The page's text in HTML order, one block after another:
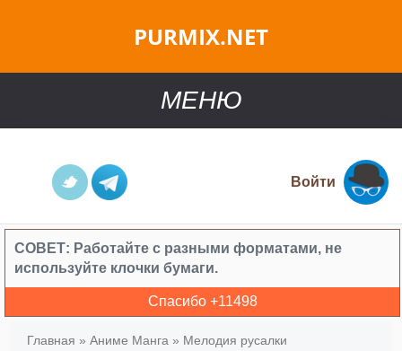
PURMIX.NET
МЕНЮ
Войти
СОВЕТ: Работайте с разными форматами, не
используйте клочки бумаги.
Спасибо +11498
Главная » Аниме Манга » Мелодия русалки